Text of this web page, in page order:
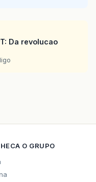
Da revolucao
O GRUPO